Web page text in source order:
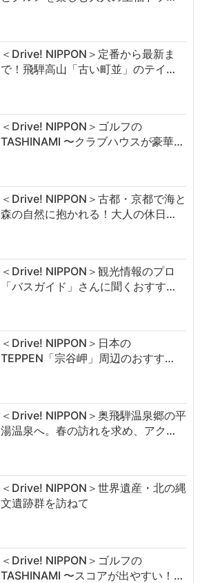
＜Drive! NIPPON＞定番から最新ま
で！飛騨高山「古い町並」のテイ…
＜Drive! NIPPON＞ゴルフの
TASHINAMI 〜クラブハウスが豪華…
＜Drive! NIPPON＞古都・京都で海と
森の自然に抱かれる！大人の休日…
＜Drive! NIPPON＞観光情報のプロ
「バスガイド」さんに聞くおすす…
＜Drive! NIPPON＞日本の
TEPPEN「宗谷岬」周辺のおすす…
＜Drive! NIPPON＞奥飛騨温泉郷の平
湯温泉へ。春の訪れを求め、アク…
＜Drive! NIPPON＞世界遺産・北の縄
文遺跡群を訪ねて
＜Drive! NIPPON＞ゴルフの
TASHINAMI 〜スコアが出やすい！…